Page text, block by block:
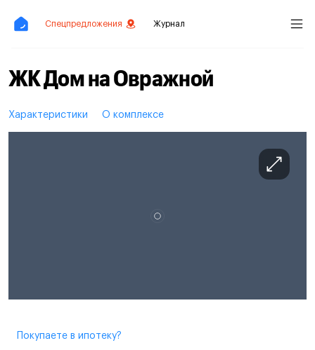
Спецпредложения Журнал
ЖК Дом на Овражной
Характеристики О комплексе
Покупаете в ипотеку?